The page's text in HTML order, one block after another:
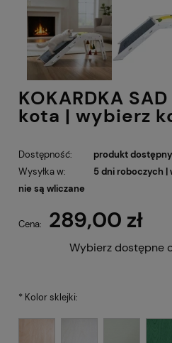
KOKARDKA
kota | wybierz
Dostępność:
produkt dostępny
Wysyłka w:
5 dni roboczych |
nie są wliczane
Cena: 289,00 zł
Wybierz dostępne
* Kolor sklejki: